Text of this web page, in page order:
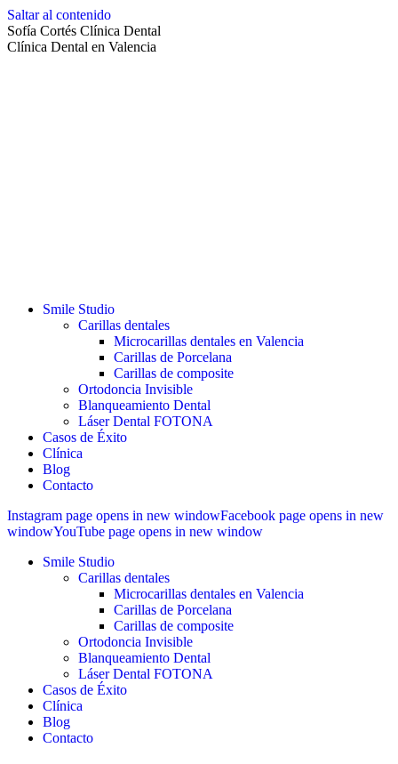
Saltar al contenido
Sofía Cortés Clínica Dental
Clínica Dental en Valencia
Smile Studio
Carillas dentales
Microcarillas dentales en Valencia
Carillas de Porcelana
Carillas de composite
Ortodoncia Invisible
Blanqueamiento Dental
Láser Dental FOTONA
Casos de Éxito
Clínica
Blog
Contacto
Instagram page opens in new windowFacebook page opens in new
windowYouTube page opens in new window
Smile Studio
Carillas dentales
Microcarillas dentales en Valencia
Carillas de Porcelana
Carillas de composite
Ortodoncia Invisible
Blanqueamiento Dental
Láser Dental FOTONA
Casos de Éxito
Clínica
Blog
Contacto